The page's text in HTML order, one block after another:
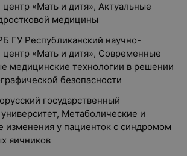
центр «Мать и дитя», Актуальные
медицины
ГУ Республиканский научно-
центр «Мать и дитя», Современные
медицинские технологии в решении
безопасности
государственный
Метаболические и
изменения у пациенток с синдромом
яичников